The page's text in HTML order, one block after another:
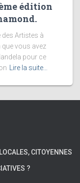
édition
des Artistes à
que vous avez
pour ce
Lire la suite…
CITOYENNES
?